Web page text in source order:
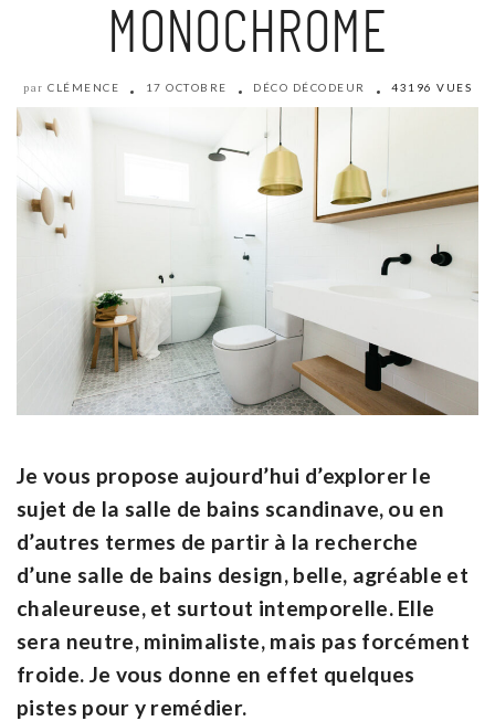
MONOCHROME
par CLÉMENCE 17 OCTOBRE DÉCO DÉCODEUR 43196 VUES
Je vous propose aujourd’hui d’explorer le
sujet de la salle de bains scandinave, ou en
d’autres termes de partir à la recherche
d’une salle de bains design, belle, agréable et
chaleureuse, et surtout intemporelle. Elle
sera neutre, minimaliste, mais pas forcément
froide. Je vous donne en effet quelques
pistes pour y remédier.